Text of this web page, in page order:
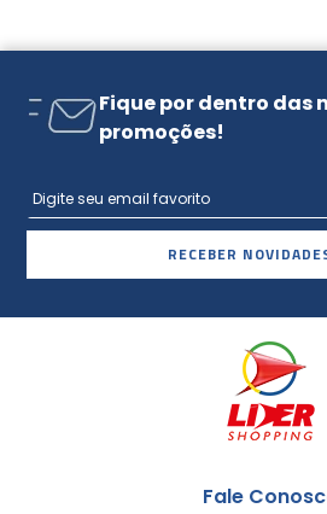
Fique por dentro das
promoções!
RECEBER
Fale